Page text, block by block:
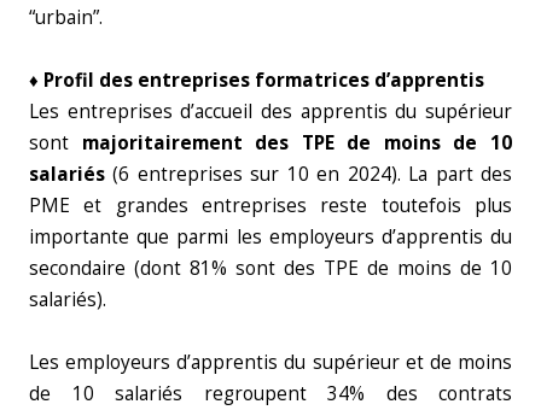
“urbain”.
♦ Profil des entreprises formatrices d’apprentis
Les entreprises d’accueil des apprentis du supérieur
sont majoritairement des TPE de moins de 10
salariés (6 entreprises sur 10 en 2024). La part des
PME et grandes entreprises reste toutefois plus
importante que parmi les employeurs d’apprentis du
secondaire (dont 81% sont des TPE de moins de 10
salariés).
Les employeurs d’apprentis du supérieur et de moins
de 10 salariés regroupent 34% des contrats